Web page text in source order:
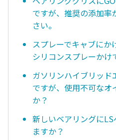
ですが、推奨の添加率
さい。
スプレーでキャブにか
シリコンスプレーかけ
ガソリンハイブリッ
ですが、使用不可なオ
か？
新しいベアリングに
ますか？